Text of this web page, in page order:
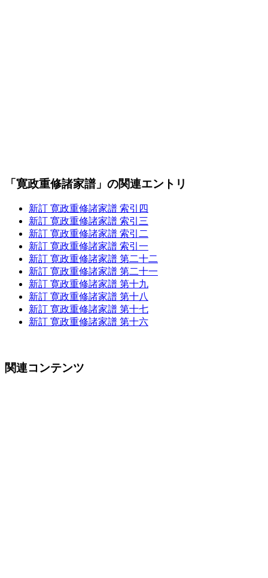
「寛政重修諸家譜」の関連エントリ
新訂 寛政重修諸家譜 索引四
新訂 寛政重修諸家譜 索引三
新訂 寛政重修諸家譜 索引二
新訂 寛政重修諸家譜 索引一
新訂 寛政重修諸家譜 第二十二
新訂 寛政重修諸家譜 第二十一
新訂 寛政重修諸家譜 第十九
新訂 寛政重修諸家譜 第十八
新訂 寛政重修諸家譜 第十七
新訂 寛政重修諸家譜 第十六
関連コンテンツ